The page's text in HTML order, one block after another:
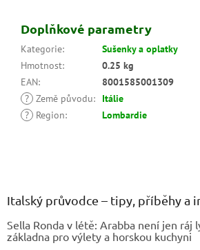
Doplňkové parametry
Kategorie:
Sušenky a oplatky
Hmotnost:
0.25 kg
EAN:
8001585001309
? Země původu:
Itálie
?
Region: Lombardie
Italský průvodce – tipy, příběhy a
Sella Ronda v létě: Arabba není jen ráj
základna pro výlety a horskou kuchyni